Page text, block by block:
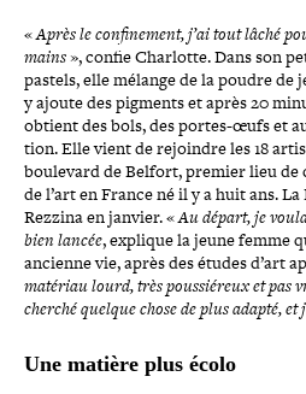
«Après le confi­ne­ment, j’ai tout lâché
mains», confie Charlotte. Dans son
pastels, elle mélange de la poudre de
y ajoute des pigments et après 20
obtient des bols, des portes-​œufs et
tion. Elle vient de rejoindre les 18
boulevard de Belfort, premier lieu de
de l’art en France né il y a huit ans.
Rezzina en janvier. «Au départ, je
bien lancée, explique la jeune femme
ancienne vie, après des études d’art
matériau lourd, très pous­sié­reux et pas
cherché quelque chose de plus adapté,
Une matière plus écolo